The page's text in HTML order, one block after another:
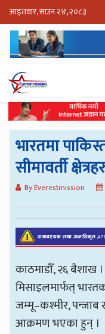
आइतवार, साउन २४, २०८३
भारतमा
सीमावर्ती
By Everestmission
काठमाडौँ, २६ बैशाख ।
मिसाइलमार्फत्
जम्मू–कश्मीर, पन्जाब
आक्रमण भएका हुन् ।